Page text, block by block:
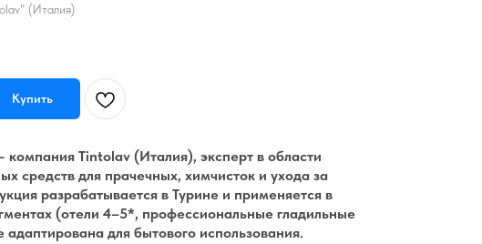
(Италия)
Купить
компания Tintolav (Италия), эксперт в области
средств для прачечных, химчисток и ухода за
разрабатывается в Турине и применяется в
(отели 4–5*, профессиональные гладильные
адаптирована для бытового использования.